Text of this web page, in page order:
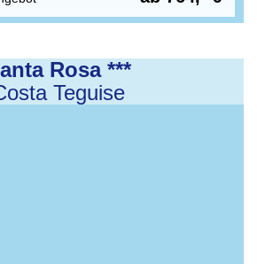
Rosa ***
Teguise